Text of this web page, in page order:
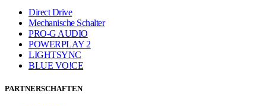
Direct Drive
Mechanische Schalter
PRO-G AUDIO
POWERPLAY 2
LIGHTSYNC
BLUE VO!CE
PARTNERSCHAFTEN